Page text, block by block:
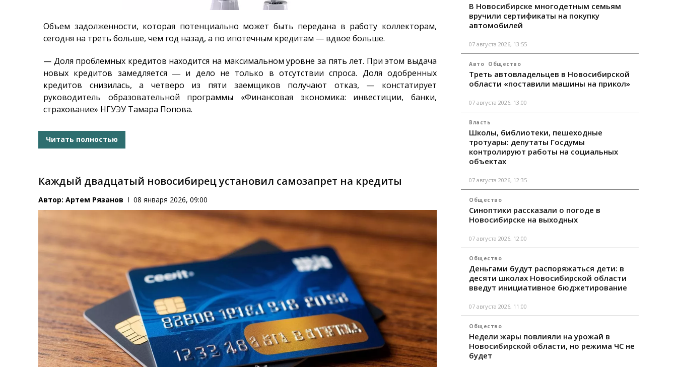
Объем задолженности, которая потенциально может быть передана в работу коллекторам,
сегодня на треть больше, чем год назад, а по ипотечным кредитам — вдвое больше.
— Доля проблемных кредитов находится на максимальном уровне за пять лет. При этом выдача
новых кредитов замедляется ― и дело не только в отсутствии спроса. Доля одобренных
кредитов снизилась, а четверо из пяти заемщиков получают отказ, — констатирует
руководитель образовательной программы «Финансовая экономика: инвестиции, банки,
страхование» НГУЭУ Тамара Попова.
Читать полностью
Каждый двадцатый новосибирец установил самозапрет на кредиты
Автор: Артем Рязанов 08 января 2026, 09:00
В Новосибирске многодетным семьям
вручили сертификаты на покупку
автомобилей
07 августа 2026, 13:55
Авто Общество
Треть автовладельцев в Новосибирской
области «поставили машины на прикол»
07 августа 2026, 13:00
Власть
Школы, библиотеки, пешеходные
тротуары: депутаты Госдумы
контролируют работы на социальных
объектах
07 августа 2026, 12:35
Общество
Синоптики рассказали о погоде в
Новосибирске на выходных
07 августа 2026, 12:00
Общество
Деньгами будут распоряжаться дети: в
десяти школах Новосибирской области
введут инициативное бюджетирование
07 августа 2026, 11:00
Общество
Недели жары повлияли на урожай в
Новосибирской области, но режима ЧС не
будет